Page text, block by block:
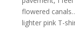
flowered
lighter pink T-